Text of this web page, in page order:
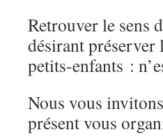
Retrouver le sens
désirant préserver
petits-enfants :
Nous vous
présent vous